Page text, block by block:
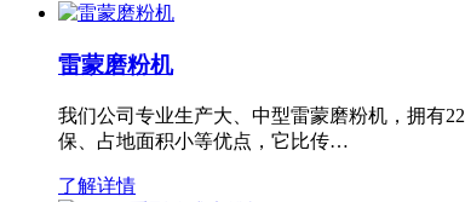
雷蒙磨粉机
我们公司专业生产大、中型雷蒙磨粉机，拥有
保、占地面积小等优点，它比传…
了解详情